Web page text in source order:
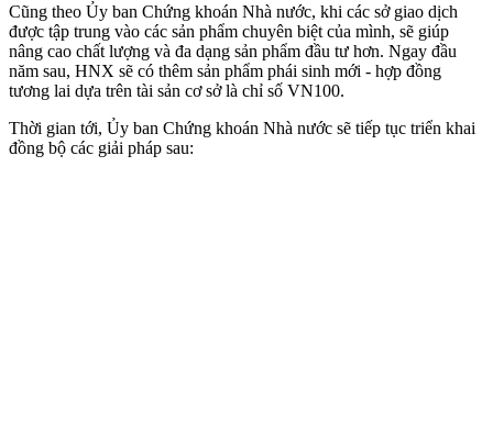
Cũng theo Ủy ban Chứng khoán Nhà nước, khi các sở giao dịch
được tập trung vào các sản phẩm chuyên biệt của mình, sẽ giúp
nâng cao chất lượng và đa dạng sản phẩm đầu tư hơn. Ngay đầu
năm sau, HNX sẽ có thêm sản phẩm phái sinh mới - hợp đồng
tương lai dựa trên tài sản cơ sở là chỉ số VN100.
Thời gian tới, Ủy ban Chứng khoán Nhà nước sẽ tiếp tục triển khai
đồng bộ các giải pháp sau: